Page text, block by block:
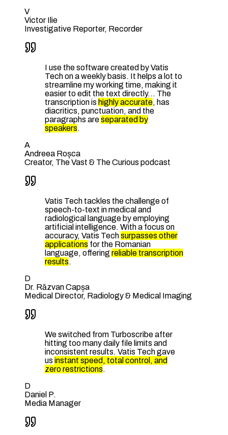
V
Victor Ilie
Investigative Reporter, Recorder
I use the software created by Vatis
Tech on a weekly basis. It helps a lot to
streamline my working time, making it
easier to edit the text directly… The
transcription is highly accurate, has
diacritics, punctuation, and the
paragraphs areseparated by
speakers.
A
Andreea Roșca
Creator, The Vast & The Curious podcast
Vatis Tech tackles the challenge of
speech-to-text in medical and
radiological language by employing
artificial intelligence. With a focus on
accuracy, Vatis Techsurpasses other
applications for the Romanian
language, offering reliable transcription
results.
D
Dr. Răzvan Capșa
Medical Director, Radiology & Medical Imaging
We switched from Turboscribe after
hitting too many daily file limits and
inconsistent results. Vatis Tech gave
us instant speed, total control, and
zero restrictions.
D
Daniel P.
Media Manager